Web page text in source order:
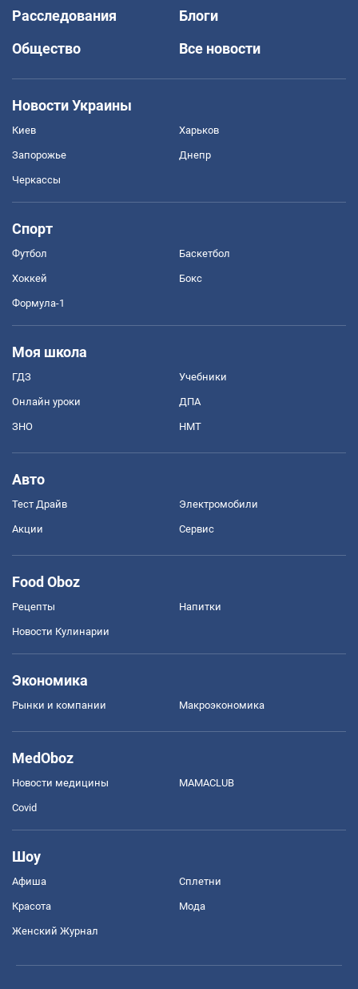
Расследования
Блоги
Общество
Все новости
Новости Украины
Киев Харьков
Запорожье Днепр
Черкассы
Спорт
Футбол Баскетбол
Хоккей Бокс
Формула-1
Моя школа
ГДЗ Учебники
Онлайн уроки ДПА
ЗНО НМТ
Авто
Тест Драйв Электромобили
Акции Сервис
Food Oboz
Рецепты Напитки
Новости Кулинарии
Экономика
Рынки и компании Mакроэкономика
MedOboz
Новости медицины MAMACLUB
Covid
Шоу
Афиша Сплетни
Красота Мода
Женский Журнал